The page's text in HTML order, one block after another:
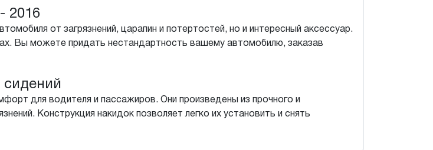
2016
от загрязнений, царапин и потертостей, но и интересный аксессуар.
Вы можете придать нестандартность вашему автомобилю, заказав
для водителя и пассажиров. Они произведены из прочного и
Конструкция накидок позволяет легко их установить и снять